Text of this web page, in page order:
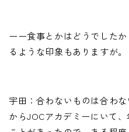
ーー食事とかはどうでした
るような印象もありますが。
宇田：合わないものは合わ
からJOCアカデミーにいて